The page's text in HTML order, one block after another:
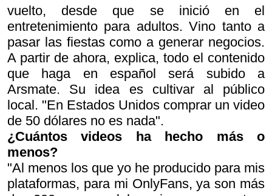
vuelto, desde que se inició en el
entretenimiento para adultos. Vino tanto a
pasar las fiestas como a generar negocios.
A partir de ahora, explica, todo el contenido
que haga en español será subido a
Arsmate. Su idea es cultivar al público
local. "En Estados Unidos comprar un video
de 50 dólares no es nada".
¿Cuántos videos ha hecho más o
menos?
"Al menos los que yo he producido para mis
plataformas, para mi OnlyFans, ya son más